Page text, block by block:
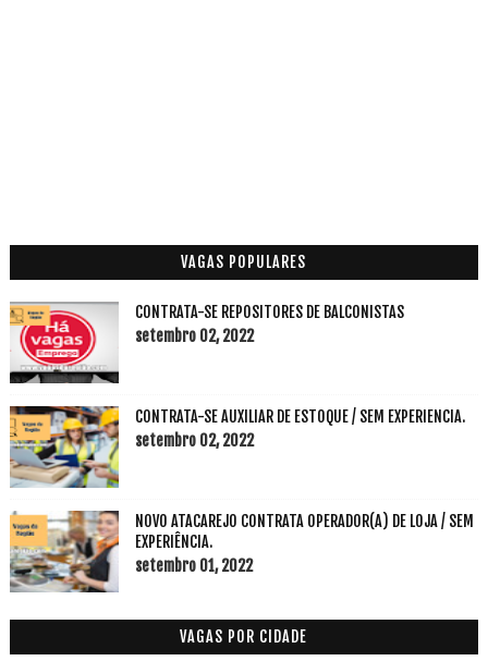
VAGAS POPULARES
CONTRATA-SE REPOSITORES DE BALCONISTAS
setembro 02, 2022
CONTRATA-SE AUXILIAR DE ESTOQUE / SEM EXPERIENCIA.
setembro 02, 2022
NOVO ATACAREJO CONTRATA OPERADOR(A) DE LOJA / SEM
EXPERIÊNCIA.
setembro 01, 2022
VAGAS POR CIDADE